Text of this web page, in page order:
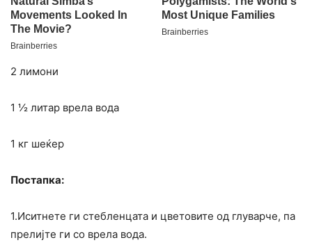
2 лимони
1 ½ литар врела вода
1 кг шеќер
Постапка:
1.Иситнете ги стебленцата и цветовите од глуварче, па
прелијте ги со врела вода.